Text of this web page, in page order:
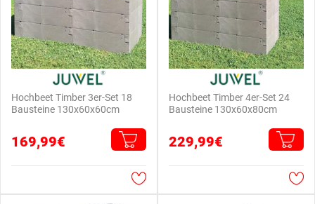
Hochbeet Timber 3er-Set 18
Bausteine 130x60x60cm
169,99€
Hochbeet Timber 4er-Set 24
Bausteine 130x60x80cm
229,99€